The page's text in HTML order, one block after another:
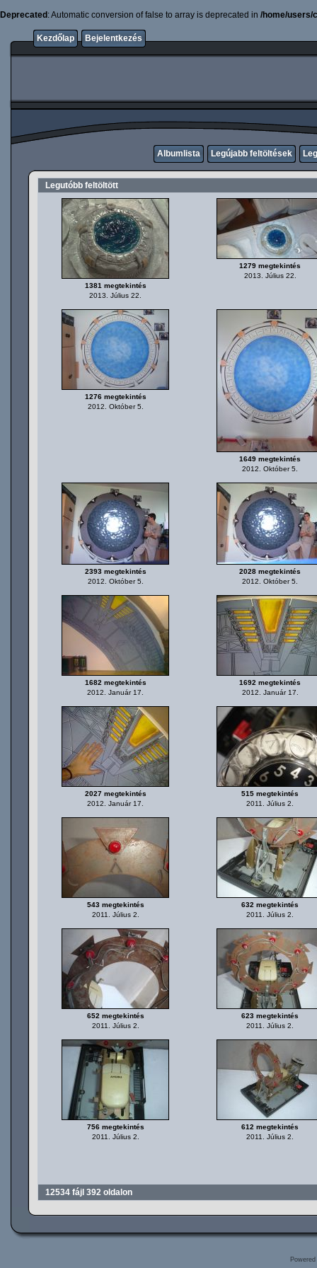
Deprecated : Automatic conversion of false to array is deprecated in /home/users/
Kezdőlap Bejelentkezés
Albumlista Legújabb feltöltések
Legutóbb feltöltött
1381 megtekintés
2013. Július 22.
1279 megtekintés
2013. Július 22.
1276 megtekintés
2012. Október 5.
1649 megtekintés
2012. Október 5.
2393 megtekintés
2012. Október 5.
2028 megtekintés
2012. Október 5.
1682 megtekintés
2012. Január 17.
1692 megtekintés
2012. Január 17.
2027 megtekintés
2012. Január 17.
515 megtekintés
2011. Július 2.
543 megtekintés
2011. Július 2.
632 megtekintés
2011. Július 2.
652 megtekintés
2011. Július 2.
623 megtekintés
2011. Július 2.
756 megtekintés
2011. Július 2.
612 megtekintés
2011. Július 2.
12534 fájl 392 oldalon